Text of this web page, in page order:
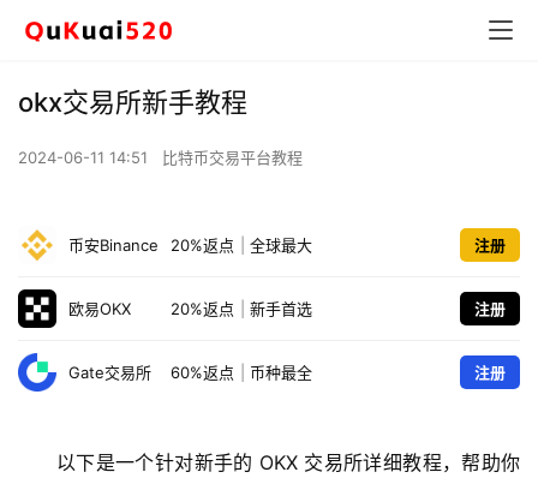
okx交易所新手教程
2024-06-11 14:51 比特币交易平台教程
币安Binance 20%返点 全球最大 注册
欧易OKX 20%返点 新手首选 注册
Gate交易所 60%返点 币种最全 注册
以下是一个针对新手的 OKX 交易所详细教程，帮助你